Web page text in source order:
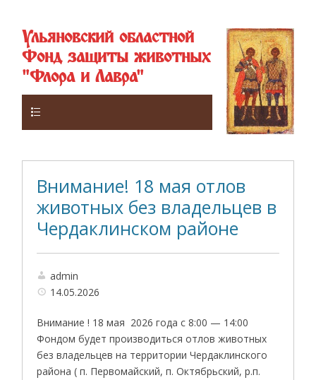
Ульяновский областной
Фонд защиты животных
"Флора и Лавра"
Внимание! 18 мая отлов
животных без владельцев в
Чердаклинском районе
admin
14.05.2026
Внимание ! 18 мая 2026 года с 8:00 — 14:00
Фондом будет производиться отлов животных
без владельцев на территории Чердаклинского
района ( п. Первомайский, п. Октябрьский, р.п.